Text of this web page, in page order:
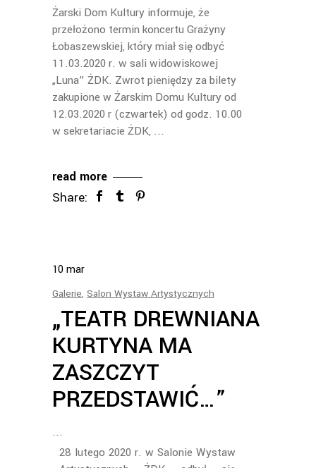
Żarski Dom Kultury informuje, że
przełożono termin koncertu Grażyny
Łobaszewskiej, który miał się odbyć
11.03.2020 r. w sali widowiskowej
„Luna” ŻDK. Zwrot pieniędzy za bilety
zakupione w Żarskim Domu Kultury od
12.03.2020 r (czwartek) od godz. 10.00
w sekretariacie ŻDK,
read more
Share:
10mar
Galerie, Salon Wystaw Artystycznych
„TEATR DREWNIANA
KURTYNA MA
ZASZCZYT
PRZEDSTAWIĆ…”
28 lutego 2020 r. w Salonie Wystaw